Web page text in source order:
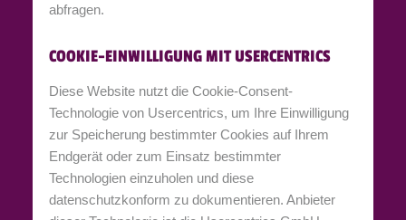
abfragen.
COOKIE-EINWILLIGUNG MIT USERCENTRICS
Diese Website nutzt die Cookie-Consent-
Technologie von Usercentrics, um Ihre Einwilligung
zur Speicherung bestimmter Cookies auf Ihrem
Endgerät oder zum Einsatz bestimmter
Technologien einzuholen und diese
datenschutzkonform zu dokumentieren. Anbieter